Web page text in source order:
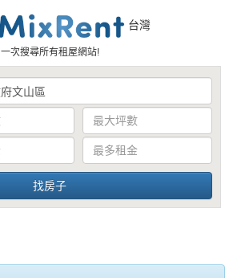
台灣
一次搜尋所有租屋網站!